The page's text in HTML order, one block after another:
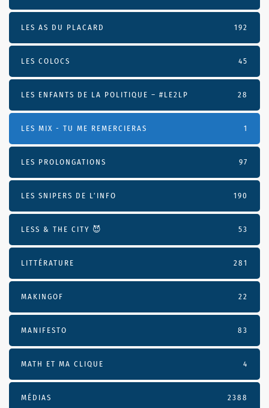
LES AS DU PLACARD 192
LES COLOCS 45
LES ENFANTS DE LA POLITIQUE – #LE2LP 28
LES MIX - TU ME REMERCIERAS 1
LES PROLONGATIONS 97
LES SNIPERS DE L’INFO 190
LESS & THE CITY 😈 53
LITTÉRATURE 281
MAKINGOF 22
MANIFESTO 83
MATH ET MA CLIQUE 4
MÉDIAS 2388